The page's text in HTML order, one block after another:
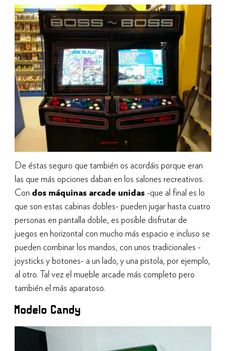
De éstas seguro que también os acordáis porque eran
las que más opciones daban en los salones recreativos.
Con dos máquinas arcade unidas -que al final es lo
que son estas cabinas dobles- pueden jugar hasta cuatro
personas en pantalla doble, es posible disfrutar de
juegos en horizontal con mucho más espacio e incluso se
pueden combinar los mandos, con unos tradicionales -
joysticks y botones- a un lado, y una pistola, por ejemplo,
al otro. Tal vez el mueble arcade más completo pero
también el más aparatoso.
Modelo Candy